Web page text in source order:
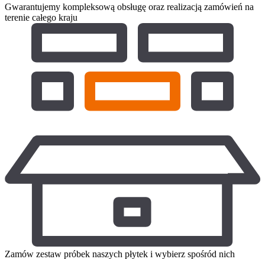
Gwarantujemy kompleksową obsługę oraz realizacją zamówień na
terenie całego kraju
Zamów zestaw próbek naszych płytek i wybierz spośród nich